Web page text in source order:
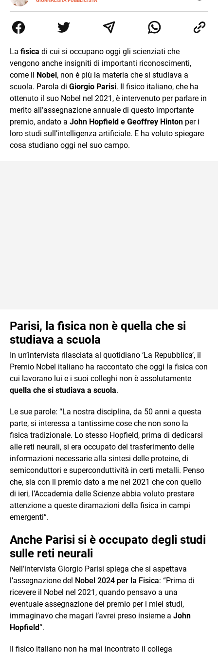
collaborato con grandi gruppi editoriali e agenzie di
comunicazione specializzandosi nella scrittura di articoli
La fisica di cui si occupano oggi gli scienziati che
vengono anche insigniti di importanti riconoscimenti,
come il Nobel, non è più la materia che si studiava a
scuola. Parola di Giorgio Parisi. Il fisico italiano, che ha
ottenuto il suo Nobel nel 2021, è intervenuto per parlare in
merito all’assegnazione annuale di questo importante
premio, andato a John Hopfield e Geoffrey Hinton per i
loro studi sull’intelligenza artificiale. E ha voluto spiegare
cosa studiano oggi nel suo campo.
Parisi, la fisica non è quella che si
studiava a scuola
In un’intervista rilasciata al quotidiano ‘La Repubblica’, il
Premio Nobel italiano ha raccontato che oggi la fisica con
cui lavorano lui e i suoi colleghi non è assolutamente
quella che si studiava a scuola.
Le sue parole: “La nostra disciplina, da 50 anni a questa
parte, si interessa a tantissime cose che non sono la
fisica tradizionale. Lo stesso Hopfield, prima di dedicarsi
alle reti neurali, si era occupato del trasferimento delle
informazioni necessarie alla sintesi delle proteine, di
semiconduttori e superconduttività in certi metalli. Penso
che, sia con il premio dato a me nel 2021 che con quello
di ieri, l’Accademia delle Scienze abbia voluto prestare
attenzione a queste diramazioni della fisica in campi
emergenti”.
Anche Parisi si è occupato degli studi
sulle reti neurali
Nell’intervista Giorgio Parisi spiega che si aspettava
l’assegnazione del Nobel 2024 per la Fisica: “Prima di
ricevere il Nobel nel 2021, quando pensavo a una
eventuale assegnazione del premio per i miei studi,
immaginavo che magari l’avrei preso insieme a John
Hopfield“.
Il fisico italiano non ha mai incontrato il collega